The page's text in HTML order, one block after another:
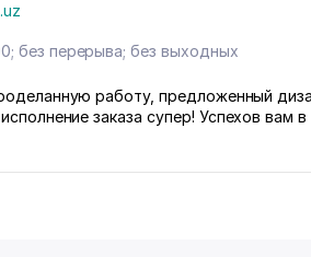
без перерыва; без выходных
заказа супер! Успехов вам